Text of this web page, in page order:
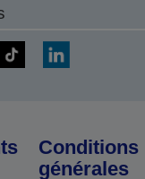
Conditions
générales